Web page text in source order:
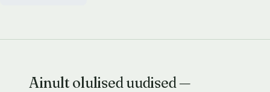
Ainult olulised uudised —